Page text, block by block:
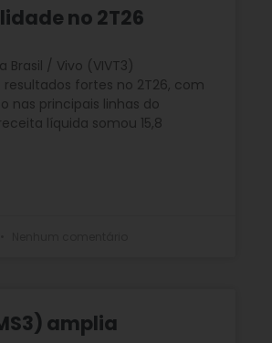
no 2T26
Brasil / Vivo (VIVT3)
fortes no 2T26, com
nas principais linhas do
líquida somou 15,8
amplia